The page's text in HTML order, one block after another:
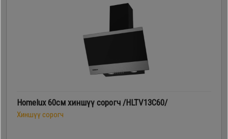
Homelux 60см хиншүү сорогч /HLTV13C60/
Хиншүү сорогч